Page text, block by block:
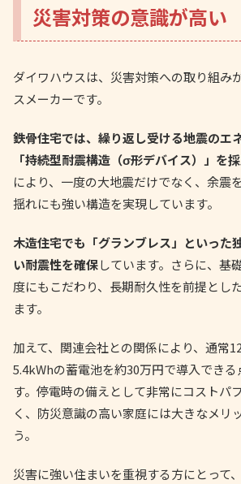
災害対策の意識が高い
ダイワハウスは、災害対策への取り組み
スメーカーです。
鉄骨住宅では、繰り返し受ける地震のエ
「持続型耐震構造（σ形デバイス）」を
により、一度の大地震だけでなく、余震
揺れにも強い構造を実現しています。
木造住宅でも「グランブレス」といった
い耐震性を確保しています。さらに、基
度にもこだわり、長期耐久性を前提とし
ます。
加えて、関連会社との関係により、通常
5.4kWhの蓄電池を約30万円で導入でき
す。停電時の備えとして非常にコストパ
く、防災意識の高い家庭には大きなメリ
う。
災害に強い住まいを重視する方にとって